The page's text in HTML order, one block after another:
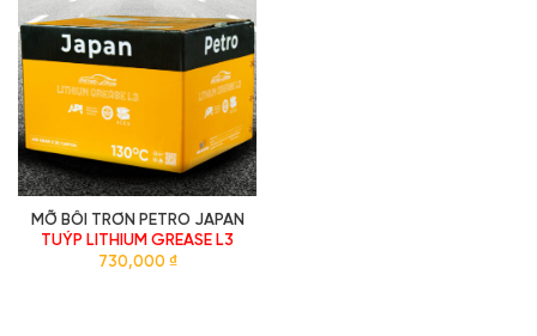
MỠ BÔI TRƠN PETRO JAPAN
TUÝP LITHIUM GREASE L3
730,000 ₫